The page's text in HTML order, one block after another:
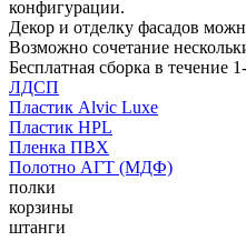
конфигурации.
Декор и отделку фасадов
Возможно сочетание
Бесплатная сборка в течение
ЛДСП
Пластик Alvic Luxe
Пластик HPL
Пленка ПВХ
Полотно АГТ (МДФ)
полки
корзины
штанги